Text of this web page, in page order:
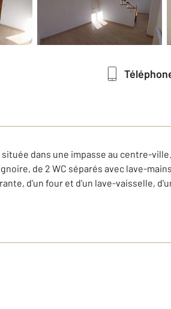
dans une impasse au centre-
de 2 WC séparés avec lave-
d'un four et d'un lave-vaisselle,